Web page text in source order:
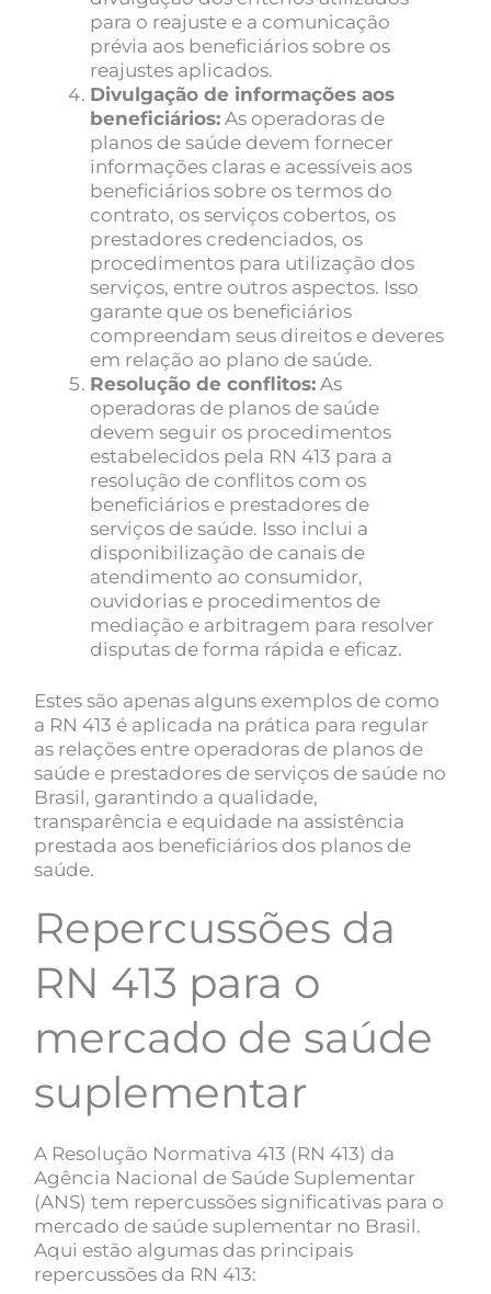
para o reajuste e a comunicação
prévia aos beneficiários sobre os
reajustes aplicados.
Divulgação de informações aos
beneficiários: As operadoras de
planos de saúde devem fornecer
informações claras e acessíveis aos
beneficiários sobre os termos do
contrato, os serviços cobertos, os
prestadores credenciados, os
procedimentos para utilização dos
serviços, entre outros aspectos. Isso
garante que os beneficiários
compreendam seus direitos e deveres
em relação ao plano de saúde.
Resolução de conflitos: As
operadoras de planos de saúde
devem seguir os procedimentos
estabelecidos pela RN 413 para a
resolução de conflitos com os
beneficiários e prestadores de
serviços de saúde. Isso inclui a
disponibilização de canais de
atendimento ao consumidor,
ouvidorias e procedimentos de
mediação e arbitragem para resolver
disputas de forma rápida e eficaz.
Estes são apenas alguns exemplos de como
a RN 413 é aplicada na prática para regular
as relações entre operadoras de planos de
saúde e prestadores de serviços de saúde no
Brasil, garantindo a qualidade,
transparência e equidade na assistência
prestada aos beneficiários dos planos de
saúde.
Repercussões da
RN 413 para o
mercado de saúde
suplementar
A Resolução Normativa 413 (RN 413) da
Agência Nacional de Saúde Suplementar
(ANS) tem repercussões significativas para o
mercado de saúde suplementar no Brasil.
Aqui estão algumas das principais
repercussões da RN 413: